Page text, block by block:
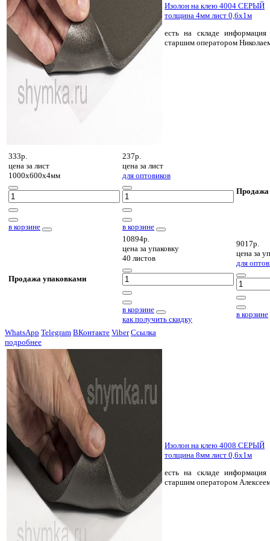
Изолон на клею 4004 СЕРЫЙ
толщина 4мм лист 0,6х1м
есть на складе информация
старшим оператором
333р.
цена за лист
1000х600х4мм
в корзине
237р.
цена за лист
для оптовиков
в корзине
Продажа
Продажа упаковками
10894р.
цена за упаковку
40 листов
в корзине
как получить скидку
9017р.
цена за
для
в корзине
WhatsApp Telegram ВКонтакте Viber Ссылка
подробнее
Изолон на клею 4008 СЕРЫЙ
толщина 8мм лист 0,6х1м
есть на складе информация
старшим оператором